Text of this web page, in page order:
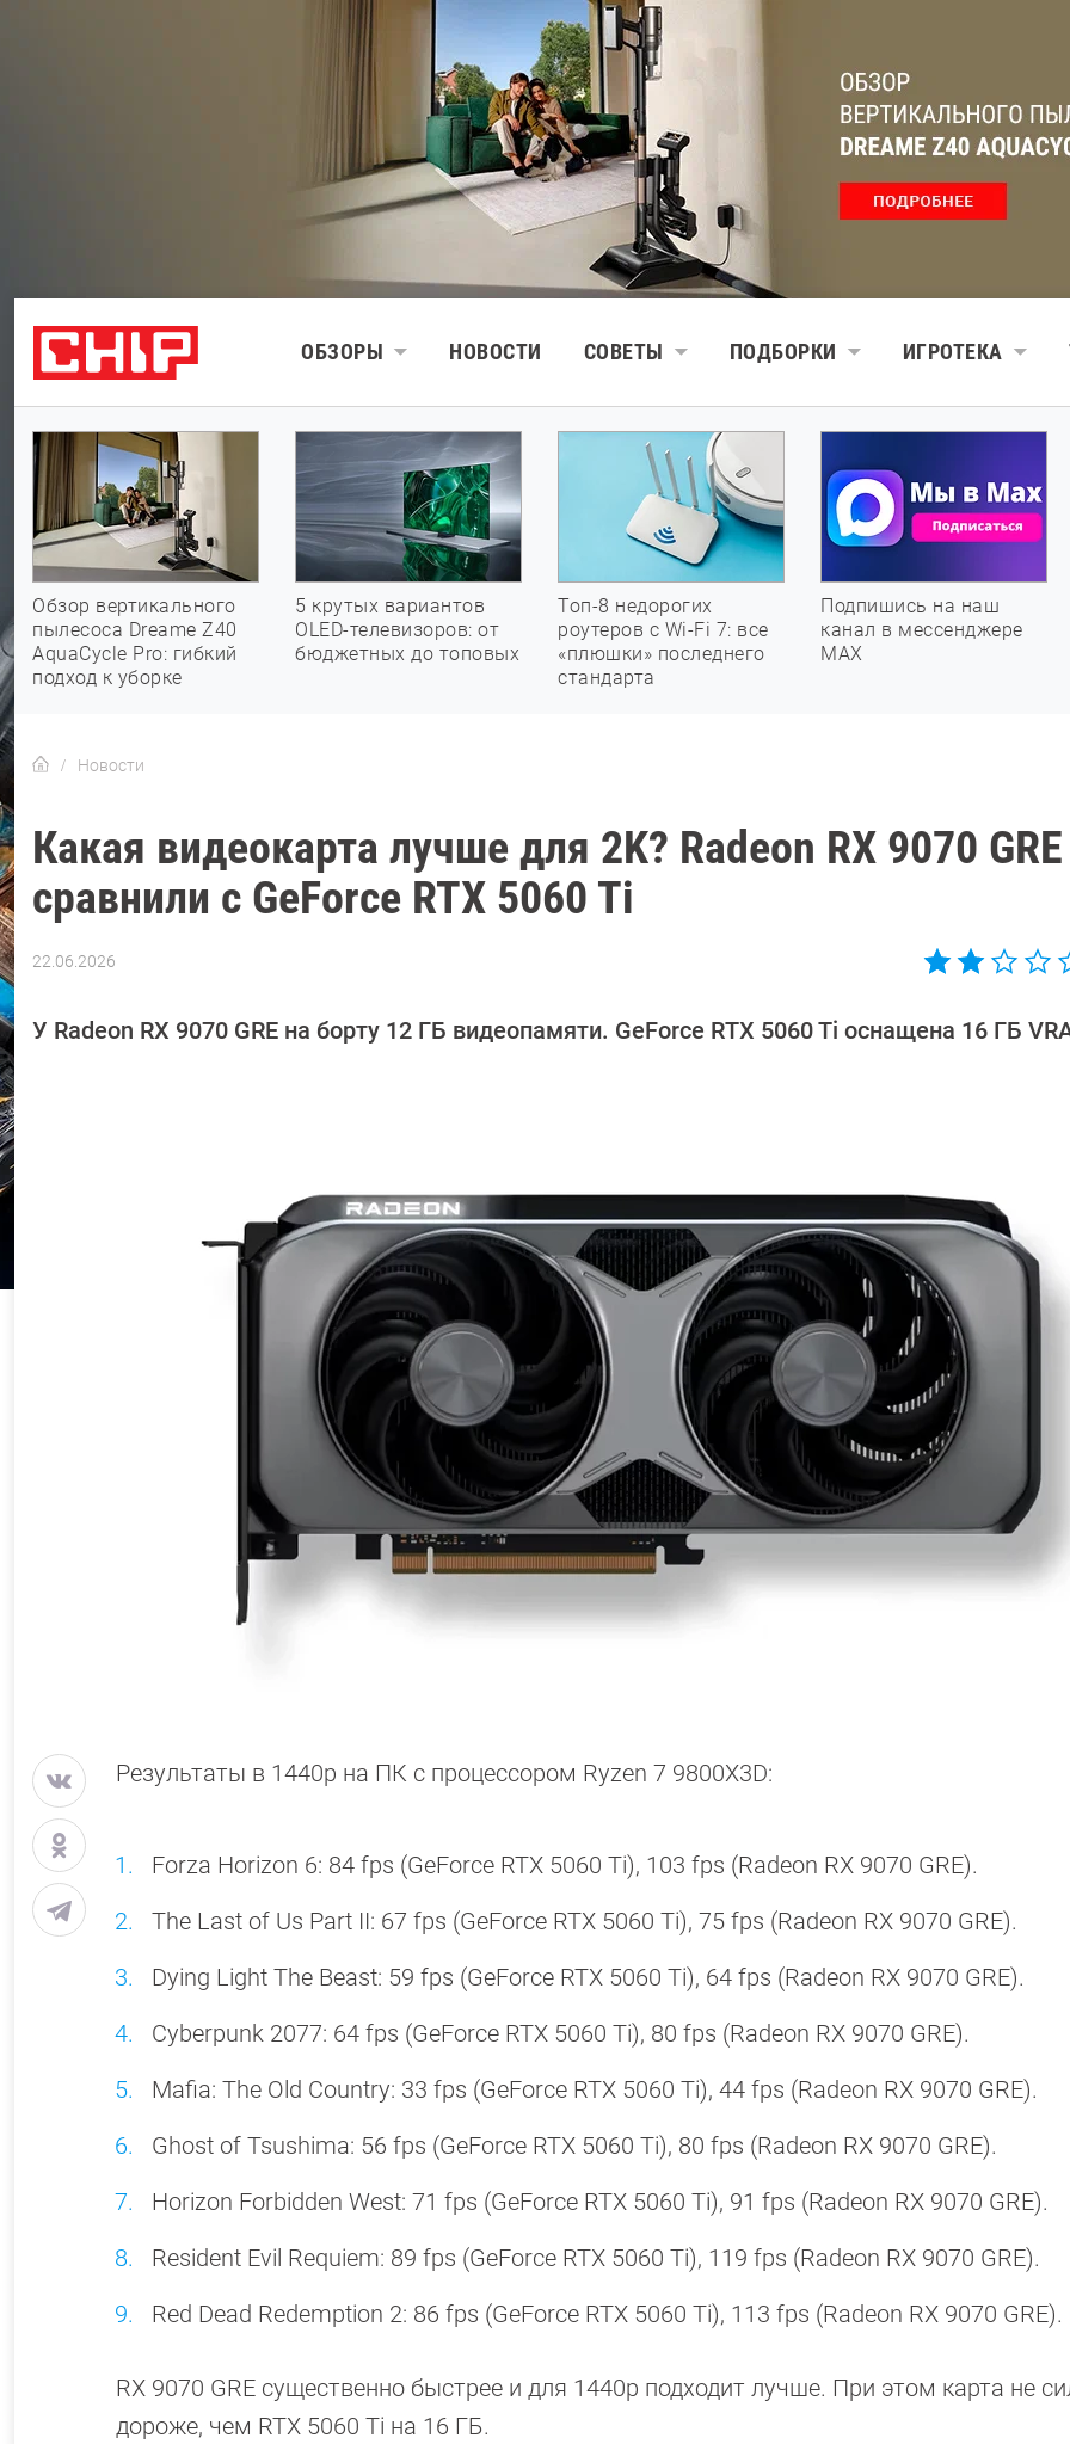
ОБЗОРЫ НОВОСТИ СОВЕТЫ ПОДБОРКИ ИГРОТЕКА
Обзор вертикального
пылесоса Dreame Z40
AquaCycle Pro: гибкий
подход к уборке
5 крутых вариантов
OLED-телевизоров: от
бюджетных до топовых
Топ-8 недорогих
роутеров с Wi-Fi 7: все
«плюшки» последнего
стандарта
Подпишись на наш
канал в мессенджере
МАХ
Новости
Какая видеокарта лучше для 2K? Radeon RX 9070 GRE
сравнили с GeForce RTX 5060 Ti
22.06.2026
Калашников
У Radeon RX 9070 GRE на борту 12 ГБ видеопамяти. GeForce RTX 5060 Ti оснащена 16 ГБ
Результаты в 1440p на ПК с процессором Ryzen 7 9800X3D:
Forza Horizon 6: 84 fps (GeForce RTX 5060 Ti), 103 fps (Radeon RX 9070 GRE).
The Last of Us Part II: 67 fps (GeForce RTX 5060 Ti), 75 fps (Radeon RX 9070 GRE).
Dying Light The Beast: 59 fps (GeForce RTX 5060 Ti), 64 fps (Radeon RX 9070 GRE).
Cyberpunk 2077: 64 fps (GeForce RTX 5060 Ti), 80 fps (Radeon RX 9070 GRE).
Mafia: The Old Country: 33 fps (GeForce RTX 5060 Ti), 44 fps (Radeon RX 9070 GRE).
Ghost of Tsushima: 56 fps (GeForce RTX 5060 Ti), 80 fps (Radeon RX 9070 GRE).
Horizon Forbidden West: 71 fps (GeForce RTX 5060 Ti), 91 fps (Radeon RX 9070 GRE).
Resident Evil Requiem: 89 fps (GeForce RTX 5060 Ti), 119 fps (Radeon RX 9070 GRE).
Red Dead Redemption 2: 86 fps (GeForce RTX 5060 Ti), 113 fps (Radeon RX 9070 GRE).
RX 9070 GRE существенно быстрее и для 1440p подходит лучше. При этом карта не
дороже, чем RTX 5060 Ti на 16 ГБ.